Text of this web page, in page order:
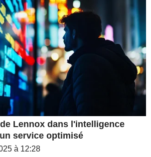
Lennox dans l'intelligence
service optimisé
à 12:28